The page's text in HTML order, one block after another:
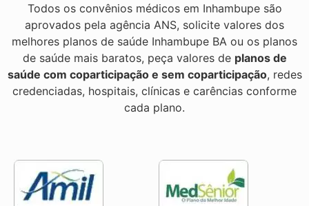
Todos os convênios médicos em Inhambupe são
aprovados pela agência ANS, solicite valores dos
melhores planos de saúde Inhambupe BA ou os planos
de saúde mais baratos, peça valores de planos de
saúde com coparticipação e sem coparticipação, redes
credenciadas, hospitais, clínicas e carências conforme
cada plano.